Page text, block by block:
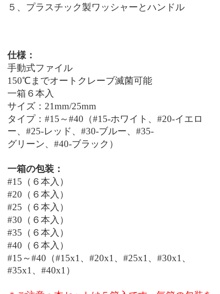
５、プラスチック製ワッシャーとハンドル
仕様：
手動式ファイル
150℃ までオートクレーブ滅菌可能
一箱６本入
サイズ： 21mm/25mm
タイプ： #15 ～#40 （#15-ホワイト、 #20-イエロ
ー、 #25-レッド、 #30-ブルー、 #35-
グリーン、 #40-ブラック）
一箱の包装：
#15 （６本入）
#20 （６本入）
#25 （６本入）
#30 （６本入）
#35 （６本入）
#40 （６本入）
#15 ～#40 （#15x1 、 #20x1 、 #25x1 、 #30x1 、
#35x1 、 #40x1 ）